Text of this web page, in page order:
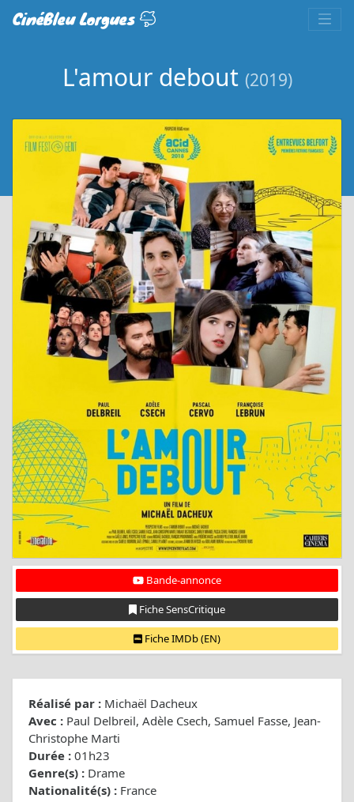
CinéBleu Lorgues
L'amour debout (2019)
Bande-annonce
Fiche SensCritique
Fiche IMDb (EN)
Réalisé par : Michaël Dacheux
Avec : Paul Delbreil, Adèle Csech, Samuel Fasse, Jean-
Christophe Marti
Durée : 01h23
Genre(s) : Drame
Nationalité(s) : France